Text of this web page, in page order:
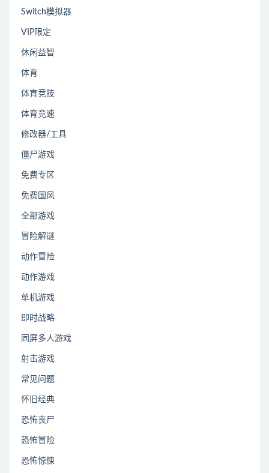
Switch模拟器
VIP限定
休闲益智
体育
体育竞技
体育竞速
修改器/工具
僵尸游戏
免费专区
免费国风
全部游戏
冒险解谜
动作冒险
动作游戏
单机游戏
即时战略
同屏多人游戏
射击游戏
常见问题
怀旧经典
恐怖丧尸
恐怖冒险
恐怖惊悚